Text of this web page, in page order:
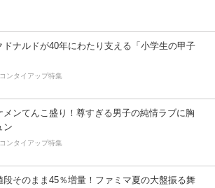
ドナルドが40年にわたり支える「小学生の甲子
ンタイアップ特集
メンてんこ盛り！尊すぎる男子の純情ラブに胸
ン
ンタイアップ特集
段そのまま45％増量！ファミマ夏の大盤振る舞